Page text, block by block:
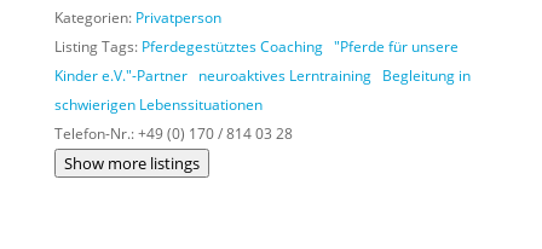
Kategorien: Privatperson
Listing Tags: Pferdegestütztes Coaching "Pferde für unsere
Kinder e.V."-Partner neuroaktives Lerntraining Begleitung in
schwierigen Lebenssituationen
Telefon-Nr.:+49 (0) 170 / 814 03 28
Show more listings